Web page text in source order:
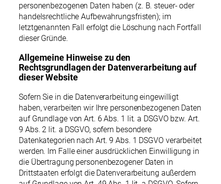
personenbezogenen Daten haben (z. B. steuer- oder
handelsrechtliche Aufbewahrungsfristen); im
letztgenannten Fall erfolgt die Löschung nach Fortfall
dieser Gründe.
Allgemeine Hinweise zu den
Rechtsgrundlagen der Datenverarbeitung auf
dieser Website
Sofern Sie in die Datenverarbeitung eingewilligt
haben, verarbeiten wir Ihre personenbezogenen Daten
auf Grundlage von Art. 6 Abs. 1 lit. a DSGVO bzw. Art.
9 Abs. 2 lit. a DSGVO, sofern besondere
Datenkategorien nach Art. 9 Abs. 1 DSGVO verarbeitet
werden. Im Falle einer ausdrücklichen Einwilligung in
die Übertragung personenbezogener Daten in
Drittstaaten erfolgt die Datenverarbeitung außerdem